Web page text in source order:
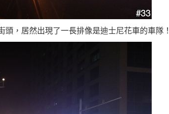
，居然出現了一長排像是迪士尼花車的車隊！